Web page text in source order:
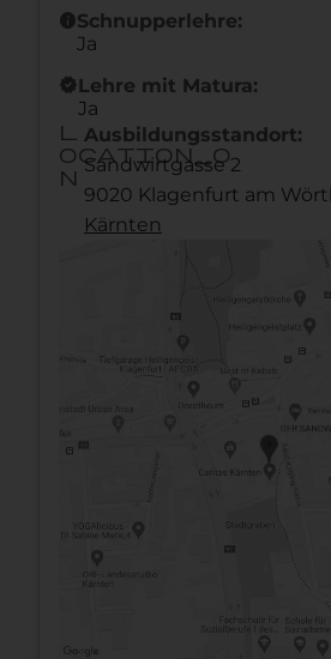
infoSchnupperlehre:
Ja
new_releasesLehre mit Matura:
Ja
l
ocation_o
n
Ausbildungsstandort:
Sandwirtgasse 2
9020 Klagenfurt am
Kärnten